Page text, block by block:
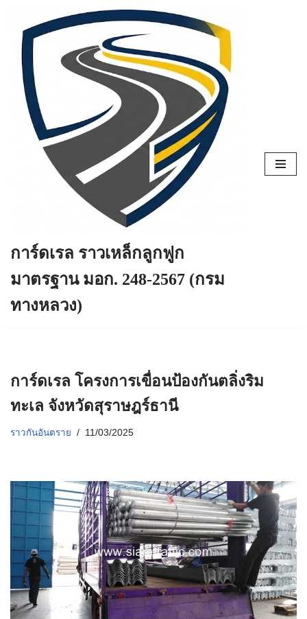
Skip
content
การ์ดเรล ราวเหล็กลูกฟูก
มาตรฐาน มอก. 248-2567 (กรม
ทางหลวง)
การ์ดเรล โครงการเขื่อนป้องกันตลิ่งริม
ทะเล จังหวัดสุราษฎร์ธานี
ราวกันอันตราย 11/03/2025